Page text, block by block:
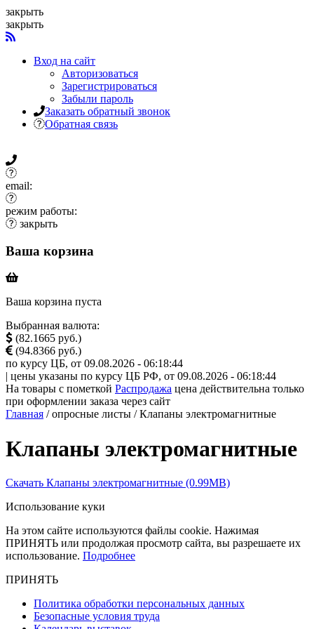
закрыть
закрыть
Вход на сайт
Авторизоваться
Зарегистрироваться
Забыли пароль
Заказать обратный звонок
Обратная связь
email:
режим работы:
закрыть
Ваша корзина
Ваша корзина пуста
Выбранная валюта:
(82.1665 руб.)
(94.8366 руб.)
по курсу ЦБ, от 09.08.2026 - 06:18:44
| цены указаны по курсу ЦБ РФ, от 09.08.2026 - 06:18:44
На товары с пометкой Распродажа цена действительна только
при оформлении заказа через сайт
Главная / опросные листы / Клапаны электромагнитные
Клапаны электромагнитные
Скачать Клапаны электромагнитные (0.99MB)
Использование куки
На этом сайте используются файлы cookie. Нажимая
ПРИНЯТЬ или продолжая просмотр сайта, вы разрешаете их
использование. Подробнее
ПРИНЯТЬ
Политика обработки персональных данных
Безопасные условия труда